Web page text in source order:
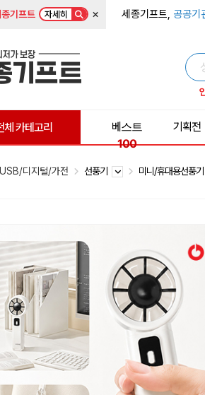
기프트 자세히 × 세종기프트, 공공기
체 카테고리
베스트
100
기획전
USB/디지털/가전 선풍기 미니/휴대용선풍